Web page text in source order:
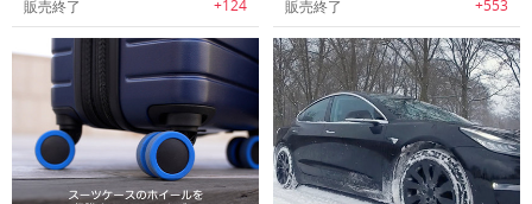
販売終了 +124 販売終了 +553